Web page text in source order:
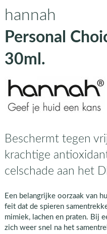
hannah
Personal
30ml.
Beschermt tegen
krachtige
celschade aan het
Een belangrijke oorzaak van
feit dat de spieren
mimiek, lachen en praten. Bij
zich weer snel na het